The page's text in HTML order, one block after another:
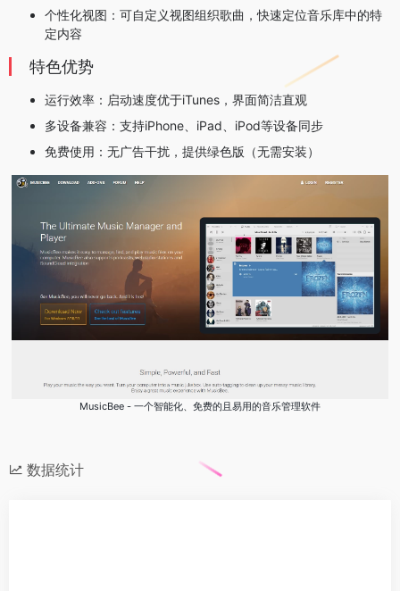
‌个性化视图‌：可自定义视图组织歌曲，快速定位音乐库中的特
定内容
特色优势
‌运行效率‌：启动速度优于iTunes，界面简洁直观
‌多设备兼容‌：支持iPhone、iPad、iPod等设备同步
‌免费使用‌：无广告干扰，提供绿色版（无需安装）
MusicBee - 一个智能化、免费的且易用的音乐管理软件
数据统计